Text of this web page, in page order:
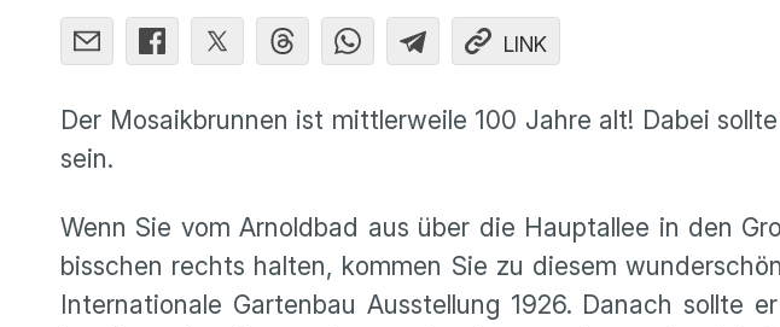
LINK
Der Mosaikbrunnen ist mittlerweile 100 Jahre alt! Dabei
sein.
Wenn Sie vom Arnoldbad aus über die Hauptallee in den
bisschen rechts halten, kommen Sie zu diesem
Internationale Gartenbau Ausstellung 1926. Danach sollte